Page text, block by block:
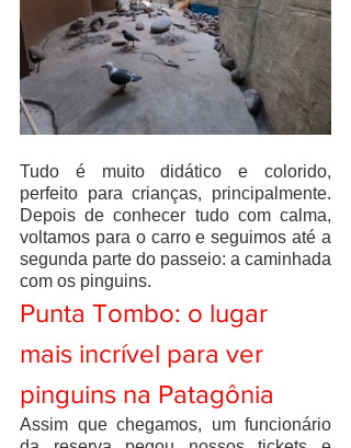
Tudo é muito didático e colorido,
perfeito para crianças, principalmente.
Depois de conhecer tudo com calma,
voltamos para o carro e seguimos até a
segunda parte do passeio: a caminhada
com os pinguins.
Punta Tombo: o lugar
mais incrível para ver
pinguins na Patagônia
Assim que chegamos, um funcionário